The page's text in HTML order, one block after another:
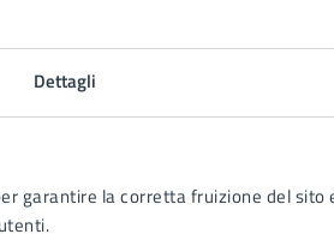
Dettagli
garantire la corretta fruizione del sito